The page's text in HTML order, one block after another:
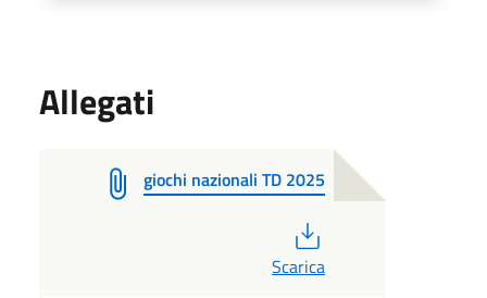
Allegati
giochi nazionali TD 2025
Scarica